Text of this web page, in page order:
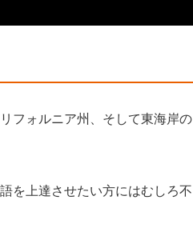
フォルニア州、そして東海岸の
を上達させたい方にはむしろ不